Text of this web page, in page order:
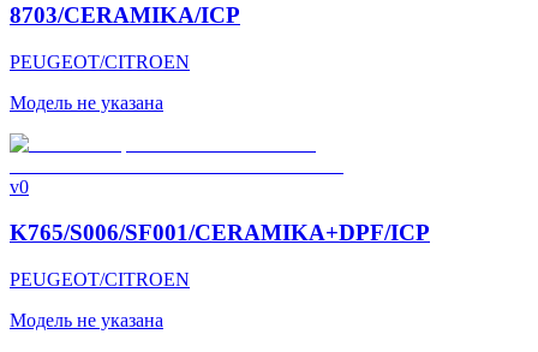
8703/CERAMIKA/ICP
PEUGEOT/CITROEN
Модель не указана
v0
K765/S006/SF001/CERAMIKA+DPF/ICP
PEUGEOT/CITROEN
Модель не указана